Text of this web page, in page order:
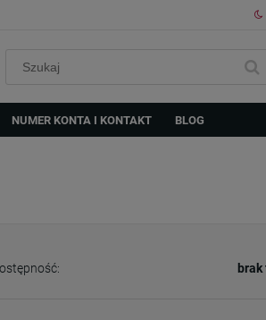
NUMER KONTA I KONTAKT BLOG
brak